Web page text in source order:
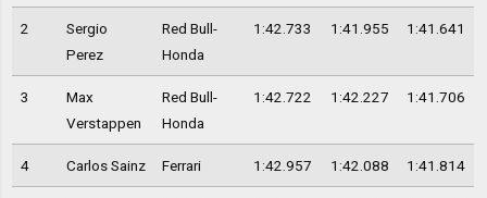
2
Sergio
Perez
Red Bull-
Honda
1:42.733 1:41.955 1:41.641
3
Max
Verstappen
Red Bull-
Honda
1:42.722 1:42.227 1:41.706
4 Carlos Sainz Ferrari 1:42.957 1:42.088 1:41.814